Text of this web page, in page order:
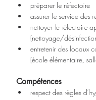
préparer le réfectoire
assurer le service des
nettoyer le réfectoire
(nettoyage/
entretenir des locaux
(école élémentaire,
Compétences
respect des règles